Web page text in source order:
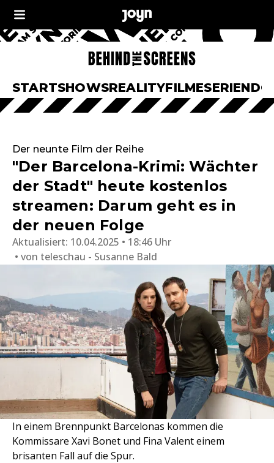
STARTSHOWSREALITYFILMESERIEN
Der neunte Film der Reihe
"Der Barcelona-Krimi: Wächter
der Stadt" heute kostenlos
streamen: Darum geht es in
der neuen Folge
Aktualisiert: 10.04.2025 • 18:46 Uhr
von teleschau - Susanne Bald
In einem Brennpunkt Barcelonas kommen die
Kommissare Xavi Bonet und Fina Valent einem
brisanten Fall auf die Spur.